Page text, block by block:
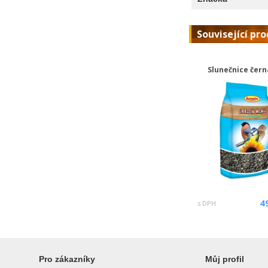
Související
Slunečnice
s DPH
Pro zákazníky Můj profil